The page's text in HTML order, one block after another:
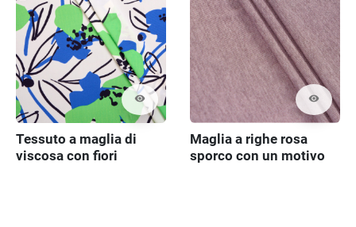
visibility
Tessuto a maglia di
viscosa con fiori
visibility
Maglia a righe rosa
sporco con un motivo